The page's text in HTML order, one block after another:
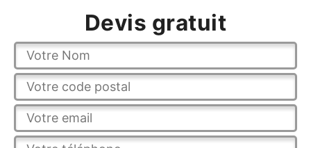
Devis gratuit